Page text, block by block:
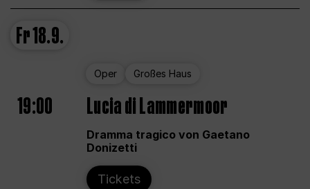
Fr18.9.
Oper Großes Haus
19:00 Lucia di Lammermoor
Dramma tragico von Gaetano
Donizetti
Tickets